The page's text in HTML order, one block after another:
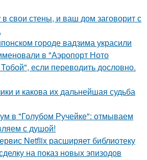
в свои стены, и ваш дом заговорит с
городе вадзима украсили
в "Аэропорт Ното
если переводить дословно.
и какова их дальнейшая судьба
в "Голубом Ручейке": отмываем
с душой!
Netflix расширяет библиотеку
на показ новых эпизодов